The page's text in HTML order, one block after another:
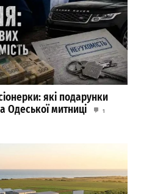
які подарунки
Одеської митниці
1